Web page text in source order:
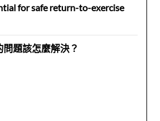
for safe return-to-exercise
題該怎麼解決？